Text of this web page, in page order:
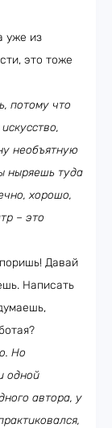
уже из
это тоже
потому что
необъятную
ныряешь туда
хорошо,
– это
Давай
Написать
Но
одной
автора, у